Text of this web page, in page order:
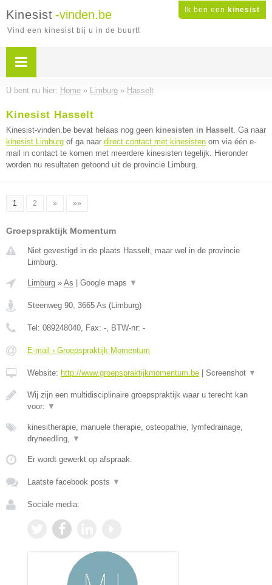
Ik ben een kinesist
Kinesist -vinden.be
Vind een kinesist bij u in de buurt!
U bent nu hier: Home » Limburg » Hasselt
Kinesist Hasselt
Kinesist-vinden.be bevat helaas nog geen kinesisten in Hasselt. Ga naar
kinesist Limburg of ga naar direct contact met kinesisten om via één e-
mail in contact te komen met meerdere kinesisten tegelijk. Hieronder
worden nu resultaten getoond uit de provincie Limburg.
1 2 » »»
Groepspraktijk Momentum
Niet gevestigd in de plaats Hasselt, maar wel in de provincie
Limburg.
Limburg » As Google maps ▼
Steenweg 90, 3665 As (Limburg)
Tel: 089248040, Fax: -, BTW-nr: -
E-mail › Groepspraktijk Momentum
Website: http://www.groepspraktijkmomentum.be Screenshot ▼
Wij zijn een multidisciplinaire groepspraktijk waar u terecht kan
voor: ▼
kinesitherapie, manuele therapie, osteopathie, lymfedrainage,
dryneedling, ▼
Er wordt gewerkt op afspraak.
Laatste facebook posts ▼
Sociale media: